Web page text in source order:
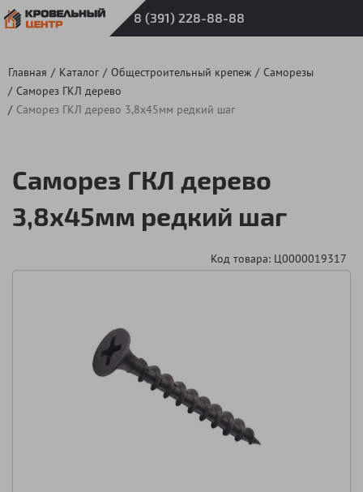
8 (391) 228-88-88
Главная Каталог Общестроительный крепеж
Саморезы
Саморез ГКЛ дерево
Саморез ГКЛ дерево 3,8х45мм редкий шаг
Саморез ГКЛ дерево
3,8х45мм редкий шаг
Код товара: Ц0000019317